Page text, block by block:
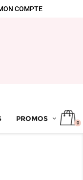
COMPTE
PROMOS 0